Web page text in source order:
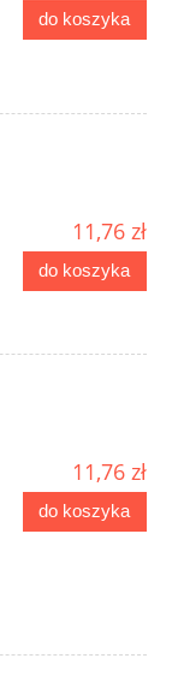
do koszyka
11,76 zł
do koszyka
11,76 zł
do koszyka